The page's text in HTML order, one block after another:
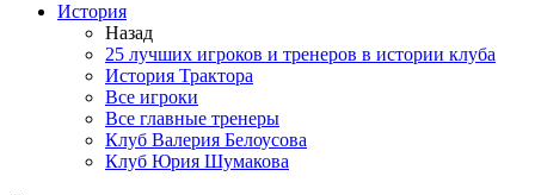
История
Назад
25 лучших игроков и тренеров в истории клуба
История Трактора
Все игроки
Все главные тренеры
Клуб Валерия Белоусова
Клуб Юрия Шумакова